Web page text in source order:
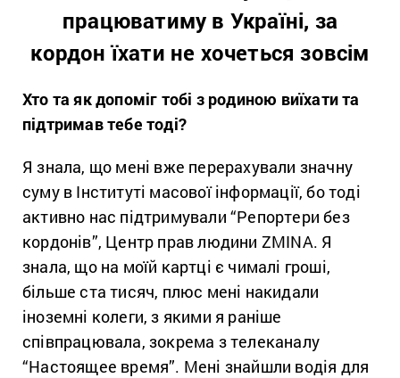
працюватиму в Україні, за
кордон їхати не хочеться зовсім
Хто та якдопоміг тобі з родиною виїхати та
підтримав тебе тоді?
Я знала, що мені вже перерахували значну
суму в Інституті масової інформації, бо тоді
активно нас підтримували “Репортери без
кордонів”, Центр прав людини ZMINA. Я
знала, що на моїй картці є чималі гроші,
більше ста тисяч, плюс мені накидали
іноземні колеги, з якими я раніше
співпрацювала, зокрема з телеканалу
“Настоящее время”. Мені знайшли водія для